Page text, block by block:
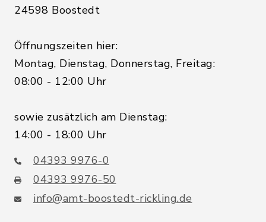
24598 Boostedt
Öffnungszeiten hier:
Montag, Dienstag, Donnerstag, Freitag:
08:00 - 12:00 Uhr
sowie zusätzlich am Dienstag:
14:00 - 18:00 Uhr
04393 9976-0
04393 9976-50
info@amt-boostedt-rickling.de